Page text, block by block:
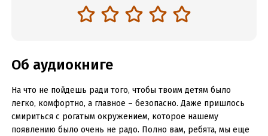
Об аудиокниге
На что не пойдешь ради того, чтобы твоим детям было
легко, комфортно, а главное – безопасно. Даже пришлось
смириться с рогатым окружением, которое нашему
появлению было очень не радо. Полно вам, ребята, мы еще